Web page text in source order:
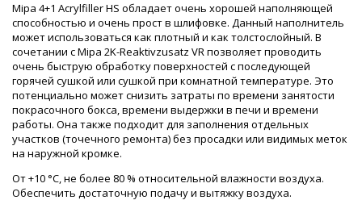
Mipa 4+1 Acrylfiller HS обладает очень хорошей наполняющей
способностью и очень прост в шлифовке. Данный наполнитель
может использоваться как плотный и как толстослойный. В
сочетании с Mipa 2K-Reaktivzusatz VR позволяет проводить
очень быструю обработку поверхностей с последующей
горячей сушкой или сушкой при комнатной температуре. Это
потенциально может снизить затраты по времени занятости
покрасочного бокса, времени выдержки в печи и времени
работы. Она также подходит для заполнения отдельных
участков (точечного ремонта) без просадки или видимых меток
на наружной кромке.
От +10 °C, не более 80 % относительной влажности воздуха.
Обеспечить достаточную подачу и вытяжку воздуха.